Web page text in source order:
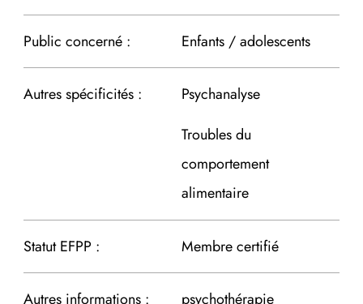
Public concerné : Enfants / adolescents
Autres spécificités :
Psychanalyse
Troubles du
comportement
alimentaire
Statut EFPP : Membre certifié
Autres informations :
psychothérapie